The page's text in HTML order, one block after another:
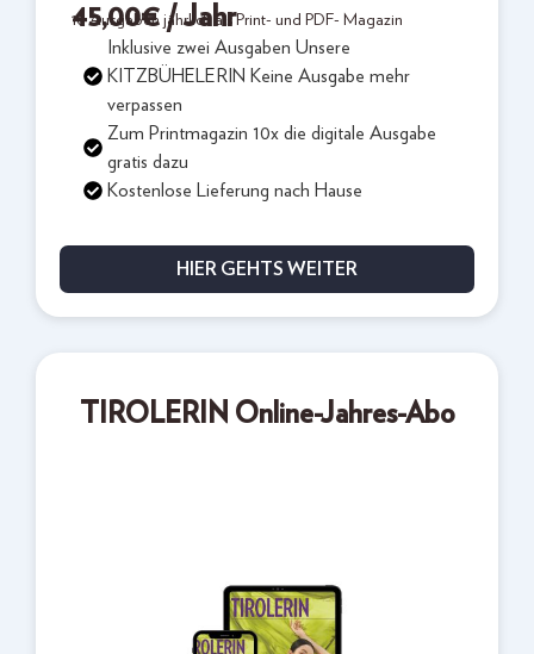
45,00€ / Jahr
10 Ausgaben jährlich als Print- und PDF- Magazin
Inklusive zwei Ausgaben Unsere
KITZBÜHELERIN Keine Ausgabe mehr
verpassen
Zum Printmagazin 10x die digitale Ausgabe
gratis dazu
Kostenlose Lieferung nach Hause
HIER GEHTS WEITER
TIROLERIN Online-Jahres-Abo